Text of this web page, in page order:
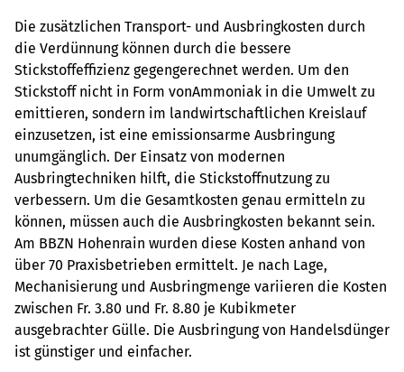
Die zusätzlichen Transport- und Ausbringkosten durch
die Verdünnung können durch die bessere
Stickstoffeffizienz gegengerechnet werden. Um den
Stickstoff nicht in Form vonAmmoniak in die Umwelt zu
emittieren, sondern im landwirtschaftlichen Kreislauf
einzusetzen, ist eine emissionsarme Ausbringung
unumgänglich. Der Einsatz von modernen
Ausbringtechniken hilft, die Stickstoffnutzung zu
verbessern. Um die Gesamtkosten genau ermitteln zu
können, müssen auch die Ausbringkosten bekannt sein.
Am BBZN Hohenrain wurden diese Kosten anhand von
über 70 Praxisbetrieben ermittelt. Je nach Lage,
Mechanisierung und Ausbringmenge variieren die Kosten
zwischen Fr. 3.80 und Fr. 8.80 je Kubikmeter
ausgebrachter Gülle. Die Ausbringung von Handelsdünger
ist günstiger und einfacher.